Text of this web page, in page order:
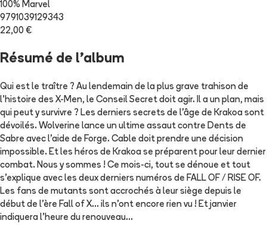
100% Marvel
9791039129343
22,00 €
Résumé de l'album
Qui est le traître ? Au lendemain de la plus grave trahison de
l'histoire des X-Men, le Conseil Secret doit agir. Il a un plan, mais
qui peut y survivre ? Les derniers secrets de l'âge de Krakoa sont
dévoilés. Wolverine lance un ultime assaut contre Dents de
Sabre avec l'aide de Forge. Cable doit prendre une décision
impossible. Et les héros de Krakoa se préparent pour leur dernier
combat. Nous y sommes ! Ce mois-ci, tout se dénoue et tout
s'explique avec les deux derniers numéros de FALL OF / RISE OF.
Les fans de mutants sont accrochés à leur siège depuis le
début de l'ère Fall of X... ils n'ont encore rien vu ! Et janvier
indiquera l'heure du renouveau...